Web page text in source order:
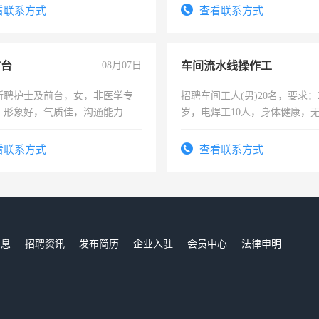
系方式
录，客服要求45岁以下高中以
查看联系方式
08月07日
聘护士及前台，女，非医学专
形象好，气质佳，沟通能力
系方式
车间流水线操作工
招聘车间工人(男)20名，要求：
岁，电焊工10人，身体健康，
宿，免费发放劳保用品，两班
查看联系方式
招聘资讯 发布简历 企业入驻 会员中心
法律申明